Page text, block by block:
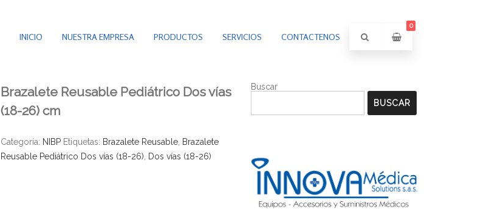
INICIO NUESTRA EMPRESA PRODUCTOS SERVICIOS CONTACTENOS
0
Brazalete Reusable Pediátrico Dos vías
(18-26) cm
Categoría: NIBP Etiquetas: Brazalete Reusable, Brazalete
Reusable Pediátrico Dos vías (18-26), Dos vías (18-26)
Buscar
BUSCAR